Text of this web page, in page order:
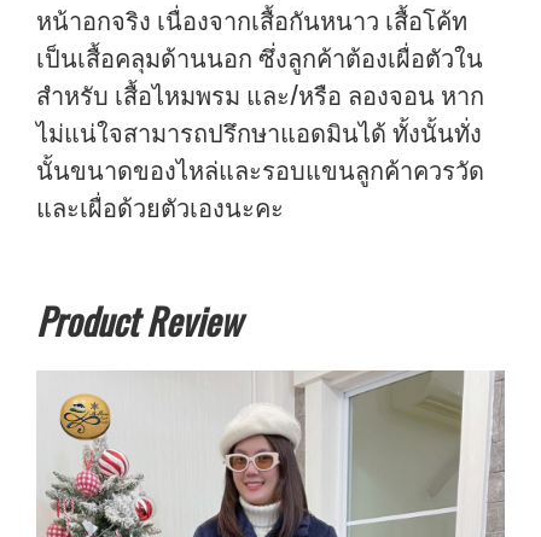
หน้าอกจริง เนื่องจากเสื้อกันหนาว เสื้อโค้ท
เป็นเสื้อคลุมด้านนอก ซึ่งลูกค้าต้องเผื่อตัวใน
สำหรับ เสื้อไหมพรม และ/หรือ ลองจอน หาก
ไม่แน่ใจสามารถปรึกษาแอดมินได้ ทั้งนั้นทั่ง
นั้นขนาดของไหล่และรอบแขนลูกค้าควรวัด
และเผื่อด้วยตัวเองนะคะ
Product Review